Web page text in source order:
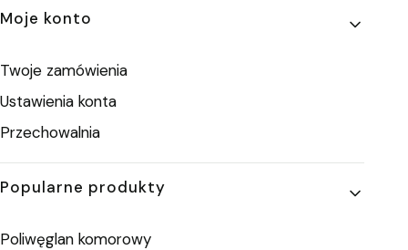
Moje konto
Twoje zamówienia
Ustawienia konta
Przechowalnia
Popularne produkty
Poliwęglan komorowy